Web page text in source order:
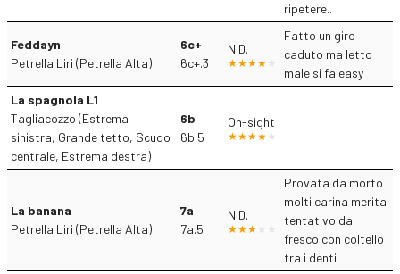
ripetere..
Feddayn
Petrella Liri (Petrella Alta)
6c+
6c+.3
N.D.
Fatto un giro
caduto ma letto
male si fa easy
La spagnola L1
Tagliacozzo (Estrema
sinistra, Grande tetto, Scudo
centrale, Estrema destra)
6b
6b.5
On-sight
La banana
Petrella Liri (Petrella Alta)
7a
7a.5
N.D.
Provata da morto
molti carina merita
tentativo da
fresco con coltello
tra i denti